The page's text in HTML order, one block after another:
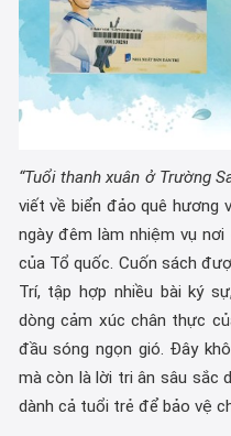
“Tuổi thanh xuân ở Trường
viết về biển đảo quê hương
ngày đêm làm nhiệm vụ
của Tổ quốc. Cuốn sách
Trí, tập hợp nhiều bài ký
dòng cảm xúc chân thực
đầu sóng ngọn gió. Đây
mà còn là lời tri ân sâu sắc
dành cả tuổi trẻ để bảo vệ